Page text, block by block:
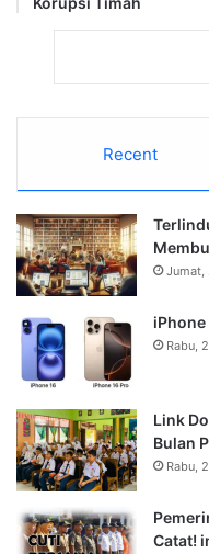
Recent
Jumat,
iPhone
Rabu,
Link
Bulan
Rabu,
Catat!